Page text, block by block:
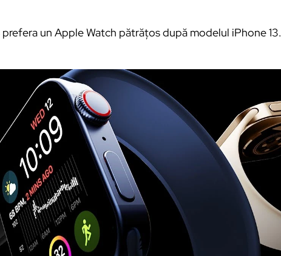
prefera un Apple Watch pătrățos după modelul iPhone 13.